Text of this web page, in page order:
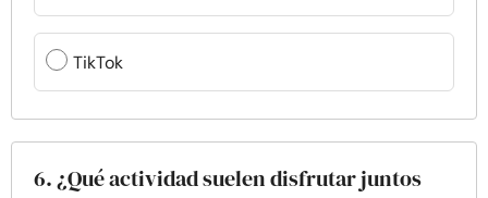
TikTok
6. ¿Qué actividad suelen disfrutar juntos